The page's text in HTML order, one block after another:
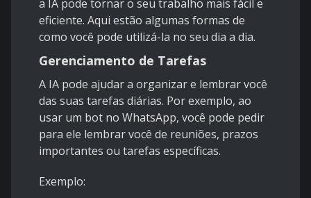
a IA pode tornar o seu trabalho mais fácil e
eficiente. Aqui estão algumas formas de
como você pode utilizá-la no seu dia a dia.
Gerenciamento de Tarefas
A IA pode ajudar a organizar e lembrar você
das suas tarefas diárias. Por exemplo, ao
usar um bot no WhatsApp, você pode pedir
para ele lembrar você de reuniões, prazos
importantes ou tarefas específicas.
Exemplo: